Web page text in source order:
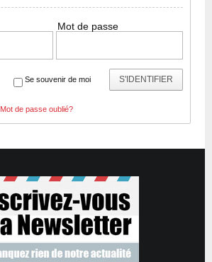
Mot de passe
S'IDENTIFIER
Se souvenir de moi
Mot de passe oublié?